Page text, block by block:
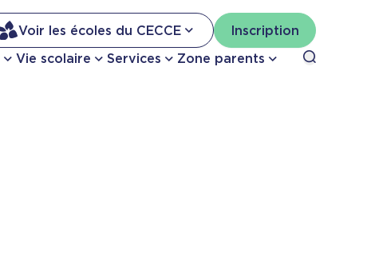
Voir les écoles du CECCE Inscription
Vie scolaire Services Zone parents Open